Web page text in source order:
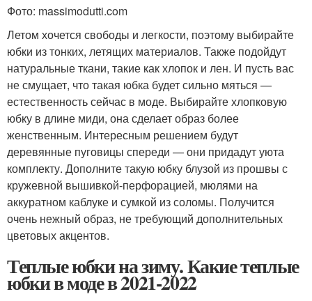
Фото: massimodutti.com
Летом хочется свободы и легкости, поэтому выбирайте
юбки из тонких, летящих материалов. Также подойдут
натуральные ткани, такие как хлопок и лен. И пусть вас
не смущает, что такая юбка будет сильно мяться —
естественность сейчас в моде. Выбирайте хлопковую
юбку в длине миди, она сделает образ более
женственным. Интересным решением будут
деревянные пуговицы спереди — они придадут уюта
комплекту. Дополните такую юбку блузой из прошвы с
кружевной вышивкой-перфорацией, мюлями на
аккуратном каблуке и сумкой из соломы. Получится
очень нежный образ, не требующий дополнительных
цветовых акцентов.
Теплые юбки на зиму. Какие теплые
юбки в моде в 2021-2022